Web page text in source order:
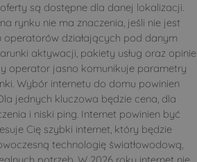
są dostępne dla danej lokalizacji.
rynku nie ma znaczenia, jeśli nie jest
działających pod danym
aktywacji, pakiety usług oraz opinie
operator jasno komunikuje parametry
Wybór internetu do domu powinien
jednych kluczowa będzie cena, dla
i niski ping. Internet powinien być
Cię szybki internet, który będzie
technologię światłowodową,